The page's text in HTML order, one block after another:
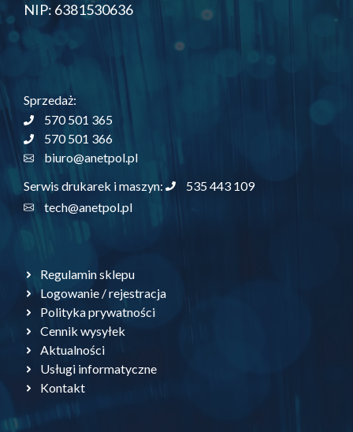
NIP: 6381530636
Sprzedaż:
570 501 365
570 501 366
biuro@anetpol.pl
Serwis drukarek i maszyn:
535 443 109
tech@anetpol.pl
Regulamin sklepu
Logowanie / rejestracja
Polityka prywatności
Cennik wysyłek
Aktualności
Usługi informatyczne
Kontakt